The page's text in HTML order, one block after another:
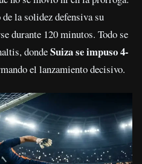
de la solidez defensiva su
durante 120 minutos. Todo se
dondeSuiza se impuso 4-
el lanzamiento decisivo.